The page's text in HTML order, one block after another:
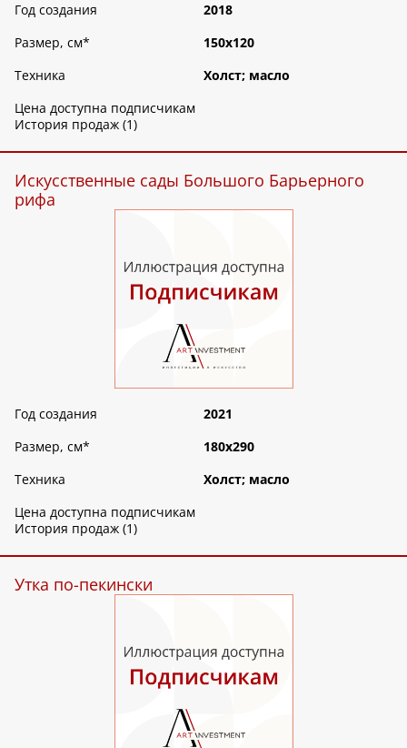
Год создания
2018
Размер, см*
150х120
Техника
Холст; масло
Цена доступна подписчикам
История продаж (1)
Искусственные сады Большого Барьерного
рифа
Год создания
2021
Размер, см*
180х290
Техника
Холст; масло
Цена доступна подписчикам
История продаж (1)
Утка по-пекински